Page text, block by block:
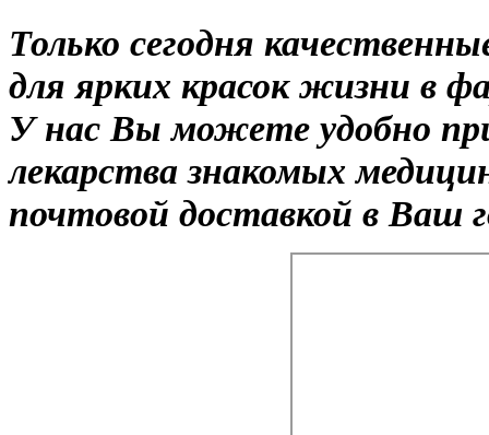
Только сегодня
для ярких красок жизни в
У нас Вы можете удобно
лекарства знакомых
почтовой доставкой в Ваш